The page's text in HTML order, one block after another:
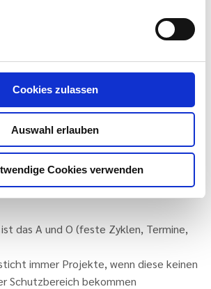
Cookies zulassen
Auswahl erlauben
Cookies verwenden
bestand auch in den Erfahrungen und
Arbeiten im Kontext einer
die nicht nur im Team entstanden
sondern auch in der Leitungsrunde.
sechs Punkte wurden neben
Liefergeschwindigkeit agiler Projekte
wahrgenommen:
das A und O (feste Zyklen, Termine,
immer Projekte, wenn diese keinen
Schutzbereich bekommen